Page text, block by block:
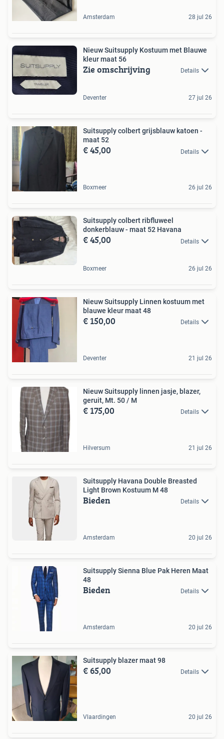
Amsterdam 28 jul 26
Nieuw Suitsupply Kostuum met Blauwe
kleur maat 56
Zie omschrijving Details
Deventer 27 jul 26
Suitsupply colbert grijsblauw katoen -
maat 52
€ 45,00 Details
Boxmeer 26 jul 26
Suitsupply colbert ribfluweel
donkerblauw - maat 52 Havana
€ 45,00 Details
Boxmeer 26 jul 26
Nieuw Suitsupply Linnen kostuum met
blauwe kleur maat 48
€ 150,00 Details
Deventer 21 jul 26
Nieuw Suitsupply linnen jasje, blazer,
geruit, Mt. 50 / M
€ 175,00 Details
Hilversum 21 jul 26
Suitsupply Havana Double Breasted
Light Brown Kostuum M 48
Bieden Details
Amsterdam 20 jul 26
Suitsupply Sienna Blue Pak Heren Maat
48
Bieden Details
Amsterdam 20 jul 26
Suitsupply blazer maat 98
€ 65,00 Details
Vlaardingen 20 jul 26